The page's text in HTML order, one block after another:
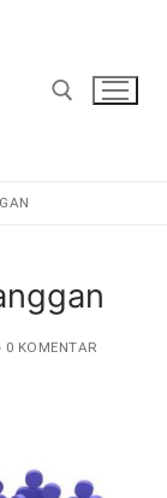
0 KOMENTAR